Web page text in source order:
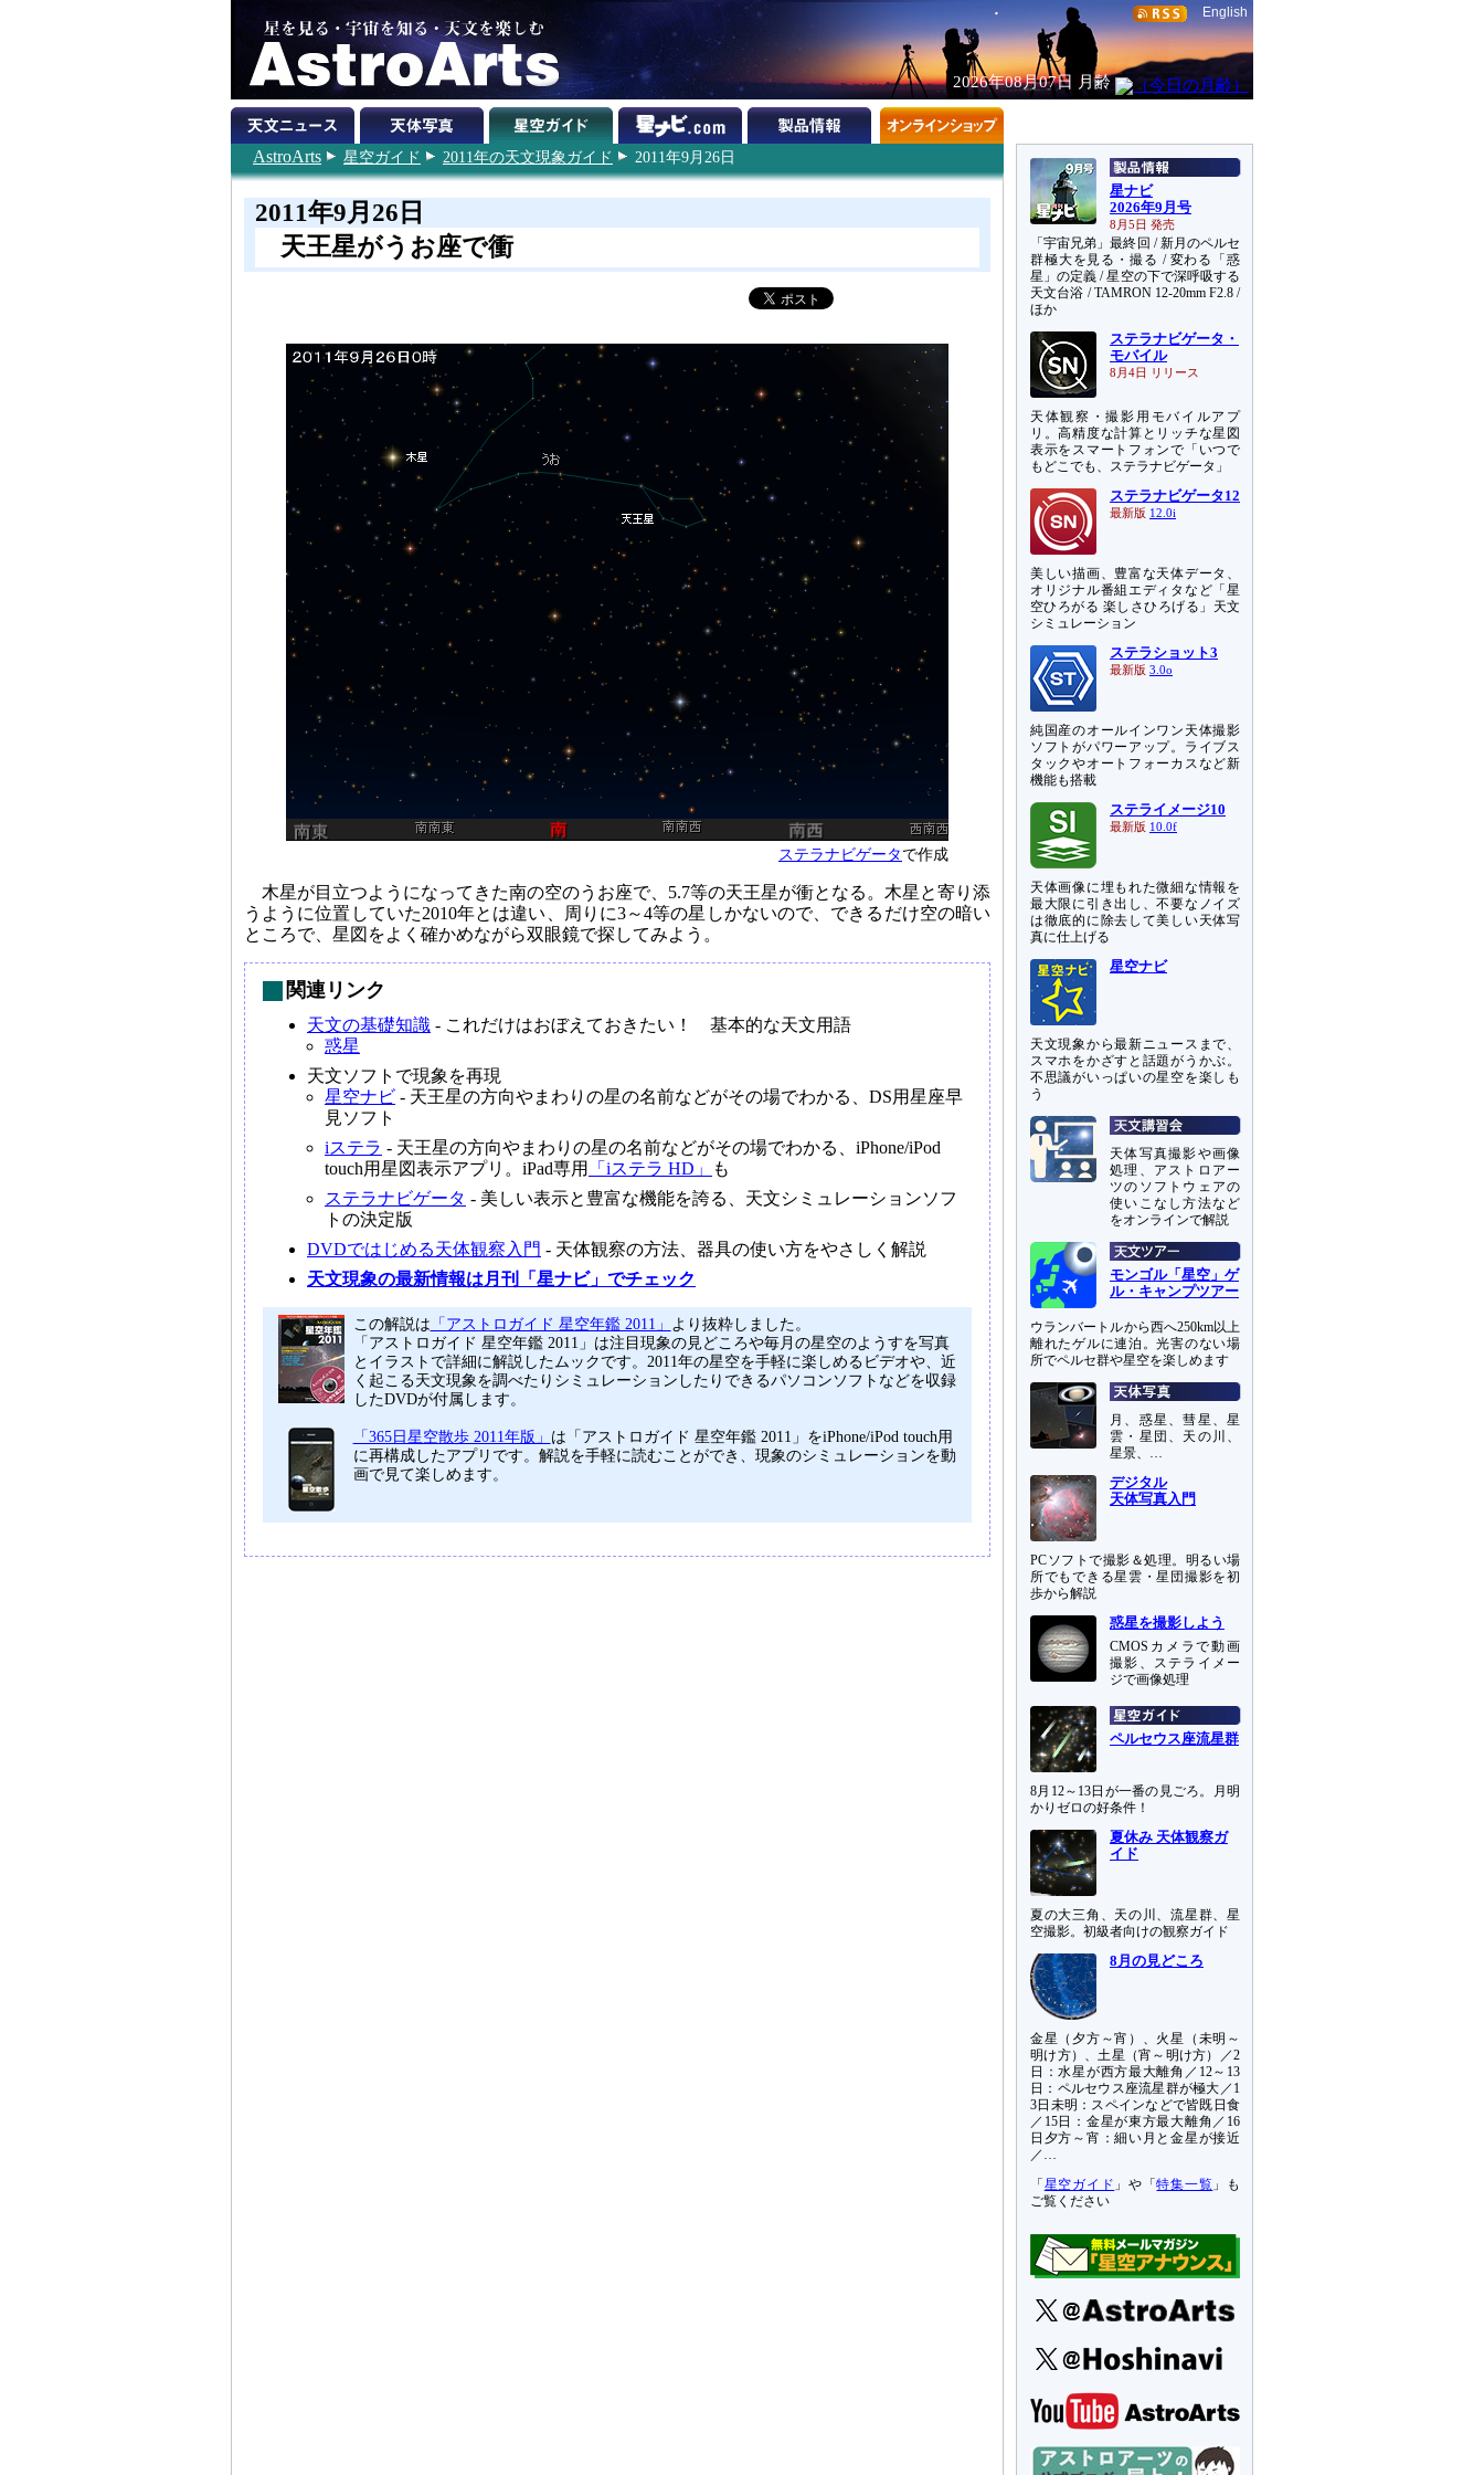
English
2026年08月07日 月齢
AstroArts 星空ガイド 2011年の天文現象ガイド 2011年9月26日
2011年9月26日
天王星がうお座で衝
ステラナビゲータで作成
木星が目立つようになってきた南の空のうお座で、5.7等の天王星が衝となる。木星と寄り添
うように位置していた2010年とは違い、周りに3～4等の星しかないので、できるだけ空の暗い
ところで、星図をよく確かめながら双眼鏡で探してみよう。
関連リンク
天文の基礎知識 - これだけはおぼえておきたい！ 基本的な天文用語
惑星
天文ソフトで現象を再現
星空ナビ - 天王星の方向やまわりの星の名前などがその場でわかる、DS用星座早
見ソフト
iステラ - 天王星の方向やまわりの星の名前などがその場でわかる、iPhone/iPod
touch用星図表示アプリ。iPad専用
「iステラ HD」
も
ステラナビゲータ - 美しい表示と豊富な機能を誇る、天文シミュレーションソフ
トの決定版
DVDではじめる天体観察入門 - 天体観察の方法、器具の使い方をやさしく解説
天文現象の最新情報は月刊「星ナビ」でチェック
この解説は 「アストロガイド 星空年鑑 2011」 より抜粋しました。
「アストロガイド 星空年鑑 2011」は注目現象の見どころや毎月の星空のようすを写真
とイラストで詳細に解説したムックです。2011年の星空を手軽に楽しめるビデオや、近
く起こる天文現象を調べたりシミュレーションしたりできるパソコンソフトなどを収録
したDVDが付属します。
「365日星空散歩 2011年版」 は「アストロガイド 星空年鑑 2011」をiPhone/iPod touch用
に再構成したアプリです。解説を手軽に読むことができ、現象のシミュレーションを動
画で見て楽しめます。
星ナビ
2026年9月号
8月5日 発売
「宇宙兄弟」最終回 / 新月のペルセ
群極大を見る・撮る / 変わる「惑
星」の定義 / 星空の下で深呼吸する
天文台浴 / TAMRON 12-20mm F2.8 /
ほか
ステラナビゲータ・
モバイル
8月4日 リリース
天体観察・撮影用モバイルアプ
リ。高精度な計算とリッチな星図
表示をスマートフォンで「いつで
もどこでも、ステラナビゲータ」
ステラナビゲータ12
最新版 12.0i
美しい描画、豊富な天体データ、
オリジナル番組エディタなど「星
空ひろがる 楽しさひろげる」天文
シミュレーション
ステラショット3
最新版 3.0o
純国産のオールインワン天体撮影
ソフトがパワーアップ。ライブス
タックやオートフォーカスなど新
機能も搭載
ステライメージ10
最新版 10.0f
天体画像に埋もれた微細な情報を
最大限に引き出し、不要なノイズ
は徹底的に除去して美しい天体写
真に仕上げる
星空ナビ
天文現象から最新ニュースまで、
スマホをかざすと話題がうかぶ。
不思議がいっぱいの星空を楽しも
う
天体写真撮影や画像
処理、アストロアー
ツのソフトウェアの
使いこなし方法など
をオンラインで解説
モンゴル「星空」ゲ
ル・キャンプツアー
ウランバートルから西へ250km以上
離れたゲルに連泊。光害のない場
所でペルセ群や星空を楽しめます
月、惑星、彗星、星
雲・星団、天の川、
星景、…
デジタル
天体写真入門
PCソフトで撮影＆処理。明るい場
所でもできる星雲・星団撮影を初
歩から解説
惑星を撮影しよう
CMOSカメラで動画
撮影、ステライメー
ジで画像処理
ペルセウス座流星群
8月12～13日が一番の見ごろ。月明
かりゼロの好条件！
夏休み 天体観察ガ
イド
夏の大三角、天の川、流星群、星
空撮影。初級者向けの観察ガイド
8月の見どころ
金星（夕方～宵）、火星（未明～
明け方）、土星（宵～明け方）／2
日：水星が西方最大離角／12～13
日：ペルセウス座流星群が極大／1
3日未明：スペインなどで皆既日食
／15日：金星が東方最大離角／16
日夕方～宵：細い月と金星が接近
／…
「 星空ガイド 」や「特集一覧 」も
ご覧ください